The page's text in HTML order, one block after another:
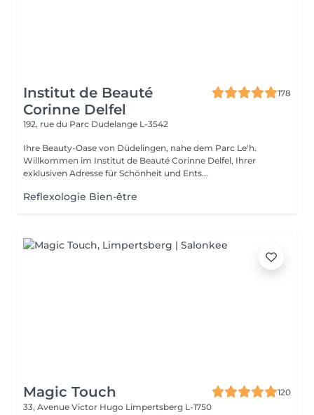
Institut de Beauté
Corinne Delfel
178
192, rue du Parc Dudelange L-3542
Ihre Beauty-Oase von Düdelingen, nahe dem Parc Le'h.
Willkommen im Institut de Beauté Corinne Delfel, Ihrer
exklusiven Adresse für Schönheit und Ents...
Reflexologie Bien-être
Magic Touch
120
33, Avenue Victor Hugo Limpertsberg L-1750